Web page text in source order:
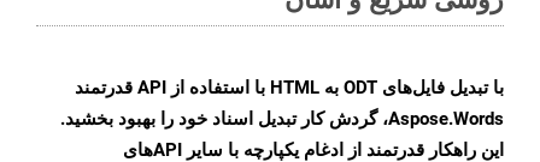
با تبدیل فایل‌های ODT به HTML با استفاده از API قدرتمند
Aspose.Words، گردش کار تبدیل اسناد خود را بهبود بخشید.
این راهکار قدرتمند از ادغام یکپارچه با سایر APIهای